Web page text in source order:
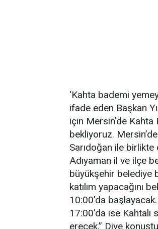
‘Kahta bademi
ifade eden Başkan
için Mersin'de Kahta
bekliyoruz.
Sarıdoğan ile
Adıyaman il ve ilçe
büyükşehir belediye
katılım yapacağını
10:00'da
17:00'da ise Kahtalı
erecek.” Diye konuştu